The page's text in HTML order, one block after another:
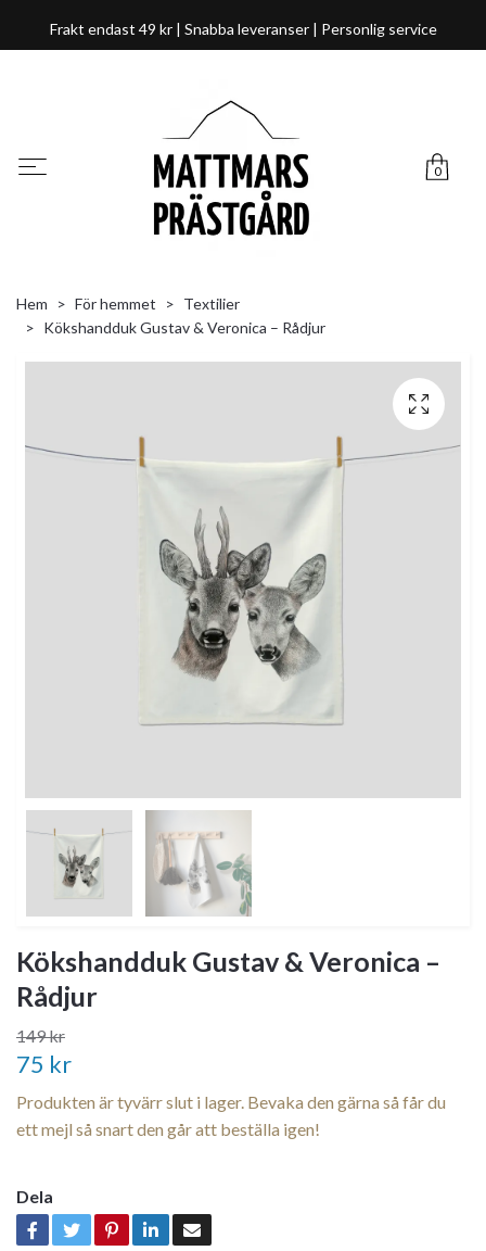
Frakt endast 49 kr | Snabba leveranser | Personlig service
0
Hem För hemmet
Textilier
Kökshandduk Gustav & Veronica – Rådjur
Kökshandduk Gustav & Veronica –
Rådjur
149 kr
75 kr
Produkten är tyvärr slut i lager. Bevaka den gärna så får du
ett mejl så snart den går att beställa igen!
Dela